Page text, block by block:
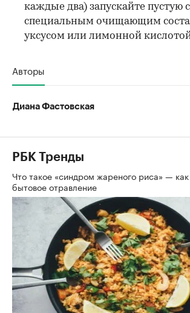
каждые два) запускайте пустую
специальным очищающим
уксусом или лимонной
Авторы
Диана Фастовская
РБК Тренды
Что такое «синдром жареного риса» —
бытовое отравление